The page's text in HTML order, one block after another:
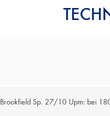
Brookfield Sp. 27/10 Upm: bei